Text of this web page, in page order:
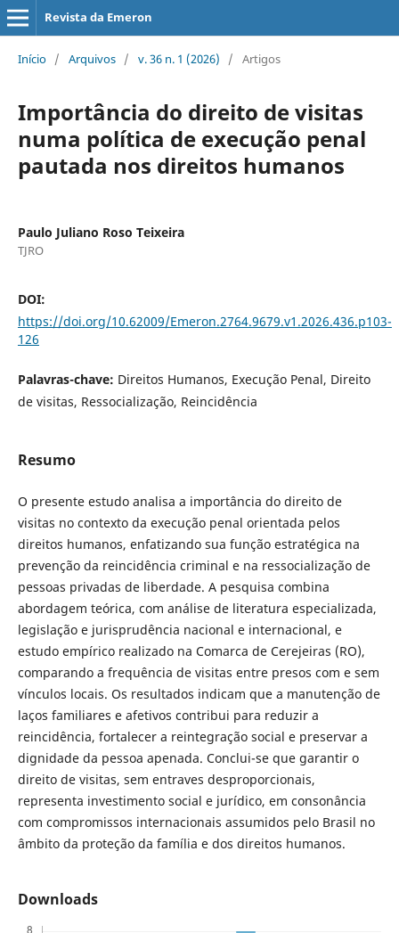
Revista da Emeron
Início / Arquivos / v. 36 n. 1 (2026) / Artigos
Importância do direito de visitas
numa política de execução penal
pautada nos direitos humanos
Paulo Juliano Roso Teixeira
TJRO
DOI:
https://doi.org/10.62009/Emeron.2764.9679.v1.2026.436.p103-
126
Palavras-chave: Direitos Humanos, Execução Penal, Direito
de visitas, Ressocialização, Reincidência
Resumo
O presente estudo analisa a importância do direito de
visitas no contexto da execução penal orientada pelos
direitos humanos, enfatizando sua função estratégica na
prevenção da reincidência criminal e na ressocialização de
pessoas privadas de liberdade. A pesquisa combina
abordagem teórica, com análise de literatura especializada,
legislação e jurisprudência nacional e internacional, e
estudo empírico realizado na Comarca de Cerejeiras (RO),
comparando a frequência de visitas entre presos com e sem
vínculos locais. Os resultados indicam que a manutenção de
laços familiares e afetivos contribui para reduzir a
reincidência, fortalecer a reintegração social e preservar a
dignidade da pessoa apenada. Conclui-se que garantir o
direito de visitas, sem entraves desproporcionais,
representa investimento social e jurídico, em consonância
com compromissos internacionais assumidos pelo Brasil no
âmbito da proteção da família e dos direitos humanos.
Downloads